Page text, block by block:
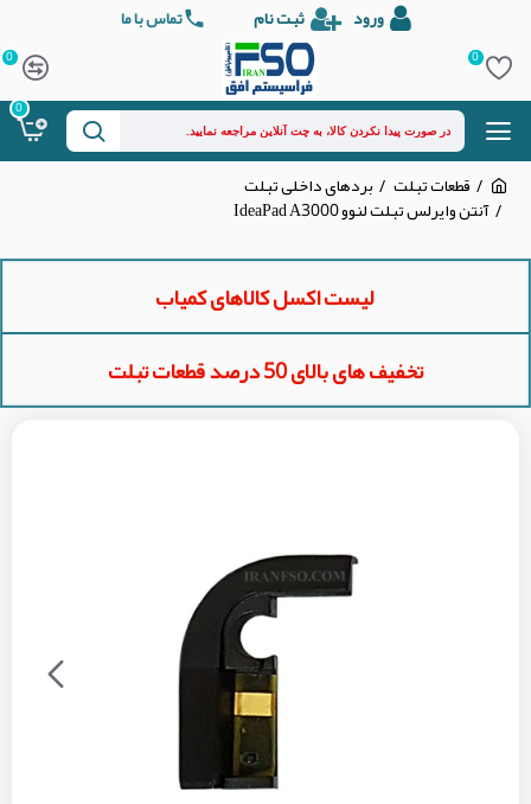
ورود ثبت نام تماس با ما
0
0
0
قطعات تبلت بردهای داخلی تبلت
آنتن وایرلس تبلت لنوو IdeaPad A3000
لیست اکسل کالاهای کمیاب
تخفیف های بالای 50 درصد قطعات تبلت